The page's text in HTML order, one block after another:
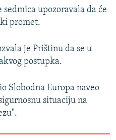
upozoravala da će
promet.
je Prištinu da se u
postupka.
Slobodna Europa naveo
situaciju na